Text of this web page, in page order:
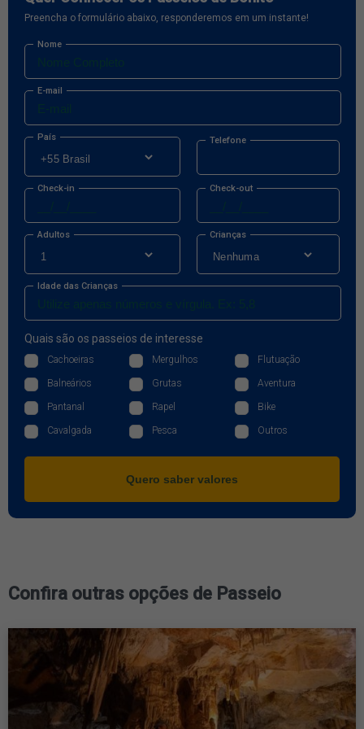
Preencha o formulário abaixo, responderemos em um instante!
Nome
E-mail
País Telefone
Check-in Check-out
Adultos Crianças
Idade das Crianças
Quais são os passeios de interesse
Cachoeiras Mergulhos Flutuação
Balneários Grutas Aventura
Pantanal Rapel Bike
Cavalgada Pesca Outros
Quero saber valores
Confira outras opções de Passeio